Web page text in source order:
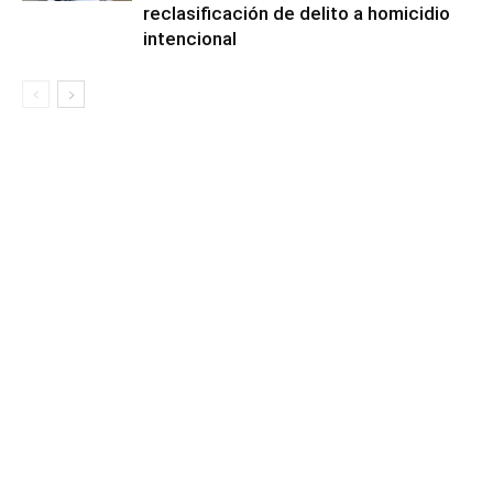
reclasificación de delito a homicidio
intencional